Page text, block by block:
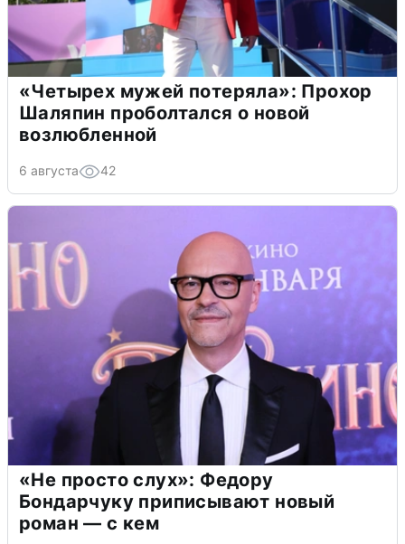
«Четырех мужей потеряла»: Прохор
Шаляпин проболтался о новой
возлюбленной
6 августа 42
«Не просто слух»: Федору
Бондарчуку приписывают новый
роман — с кем